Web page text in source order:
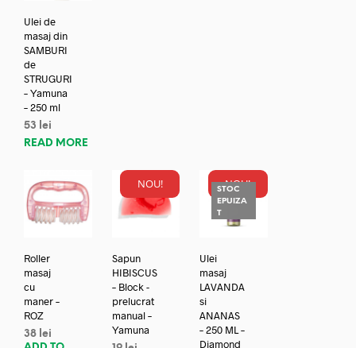
Ulei de
masaj din
SAMBURI
de
STRUGURI
– Yamuna
– 250 ml
53
lei
READ MORE
Roller
masaj
cu
maner –
ROZ
38 lei
NOU!
Sapun
HIBISCUS
– Block -
prelucrat
manual –
Yamuna
NOU!
STOC
EPUIZA
T
Ulei
masaj
LAVANDA
si
ANANAS
– 250 ML –
Diamond